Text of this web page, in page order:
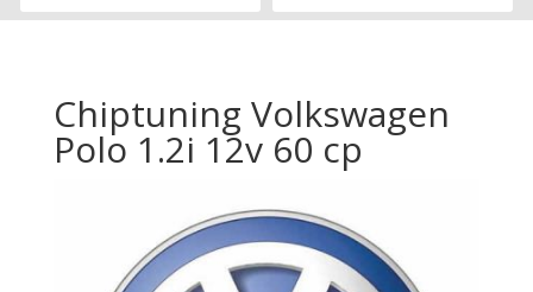
Chiptuning Volkswagen
Polo 1.2i 12v 60 cp